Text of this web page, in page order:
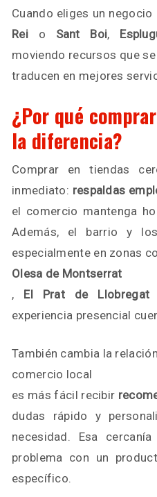
Cuando eliges un
Reio Sant Boi,
moviendo recursos que
traducen en mejores
¿Por qué
la diferencia?
Comprar en tiendas
inmediato: respaldas
el comercio mantenga
Además, el barrio y
especialmente en zonas
Olesa de Montserrat
, El Prat de Llobregat
experiencia presencial
También cambia la
comercio local
es más fácil recibir
dudas rápido y
necesidad. Esa
problema con un
específico.